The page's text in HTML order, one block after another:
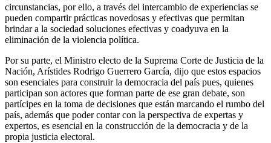
circunstancias, por ello, a través del intercambio de experiencias se
pueden compartir prácticas novedosas y efectivas que permitan
brindar a la sociedad soluciones efectivas y coadyuva en la
eliminación de la violencia política.
Por su parte, el Ministro electo de la Suprema Corte de Justicia de la
Nación, Arístides Rodrigo Guerrero García, dijo que estos espacios
son esenciales para construir la democracia del país pues, quienes
participan son actores que forman parte de ese gran debate, son
partícipes en la toma de decisiones que están marcando el rumbo del
país, además que poder contar con la perspectiva de expertas y
expertos, es esencial en la construcción de la democracia y de la
propia justicia electoral.